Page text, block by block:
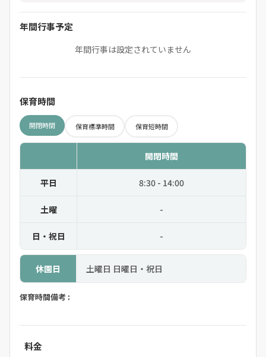
年間行事予定
年間行事は設定されていません
保育時間
開閉時間 保育標準時間 保育短時間
開閉時間
平日 8:30 - 14:00
土曜 -
日・祝日 -
休園日 土曜日 日曜日・祝日
保育時間備考 :
料金